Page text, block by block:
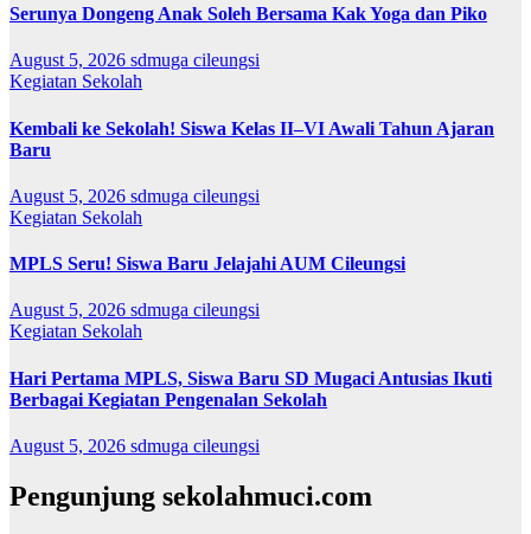
Serunya Dongeng Anak Soleh Bersama Kak Yoga dan Piko
August 5, 2026 sdmuga cileungsi
Kegiatan Sekolah
Kembali ke Sekolah! Siswa Kelas II–VI Awali Tahun Ajaran
Baru
August 5, 2026 sdmuga cileungsi
Kegiatan Sekolah
MPLS Seru! Siswa Baru Jelajahi AUM Cileungsi
August 5, 2026 sdmuga cileungsi
Kegiatan Sekolah
Hari Pertama MPLS, Siswa Baru SD Mugaci Antusias Ikuti
Berbagai Kegiatan Pengenalan Sekolah
August 5, 2026 sdmuga cileungsi
Pengunjung sekolahmuci.com